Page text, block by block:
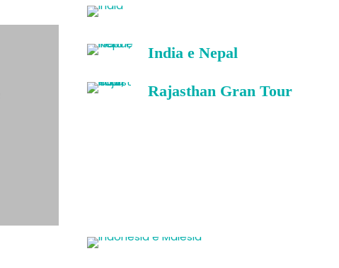
India e Nepal
Rajasthan Gran Tour